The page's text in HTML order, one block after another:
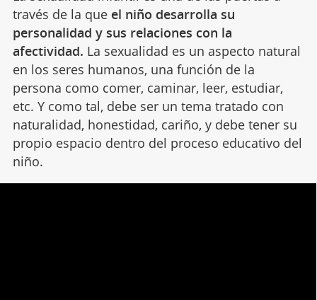
través de la que el niño desarrolla su
personalidad y sus relaciones con la
afectividad. La sexualidad es un aspecto natural
en los seres humanos, una función de la
persona como comer, caminar, leer, estudiar,
etc. Y como tal, debe ser un tema tratado con
naturalidad, honestidad, cariño, y debe tener su
propio espacio dentro del proceso educativo del
niño.